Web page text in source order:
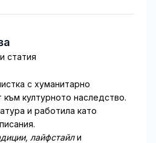
статия
с хуманитарно
към културното наследство.
и работила като
лайфстайли